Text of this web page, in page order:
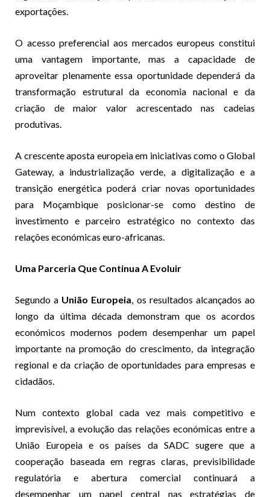
exportações.
O acesso preferencial aos mercados europeus constitui
uma vantagem importante, mas a capacidade de
aproveitar plenamente essa oportunidade dependerá da
transformação estrutural da economia nacional e da
criação de maior valor acrescentado nas cadeias
produtivas.
A crescente aposta europeia em iniciativas como o Global
Gateway, a industrialização verde, a digitalização e a
transição energética poderá criar novas oportunidades
para Moçambique posicionar-se como destino de
investimento e parceiro estratégico no contexto das
relações económicas euro-africanas.
Uma Parceria Que Continua A Evoluir
Segundo a União Europeia, os resultados alcançados ao
longo da última década demonstram que os acordos
económicos modernos podem desempenhar um papel
importante na promoção do crescimento, da integração
regional e da criação de oportunidades para empresas e
cidadãos.
Num contexto global cada vez mais competitivo e
imprevisível, a evolução das relações económicas entre a
União Europeia e os países da SADC sugere que a
cooperação baseada em regras claras, previsibilidade
regulatória e abertura comercial continuará a
desempenhar um papel central nas estratégias de